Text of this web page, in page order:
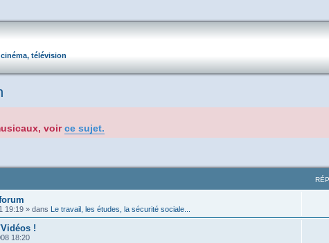
télévision
voir ce sujet.
19:19 » dans Le travail, les études, la sécurité sociale...
!
18:20